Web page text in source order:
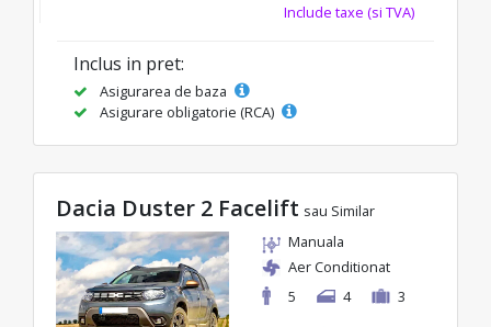
Include taxe (si TVA)
Inclus in pret:
Asigurarea de baza
Asigurare obligatorie (RCA)
Dacia Duster 2 Facelift sau Similar
Manuala
Aer Conditionat
5
4 3